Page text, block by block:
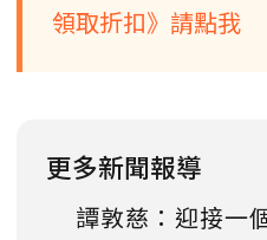
領取折扣》請點我
更多新聞報導
譚敦慈：迎接一